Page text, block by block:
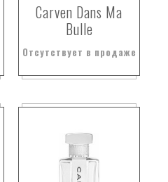
Carven Dans Ma
Bulle
Отсутствует в продаже